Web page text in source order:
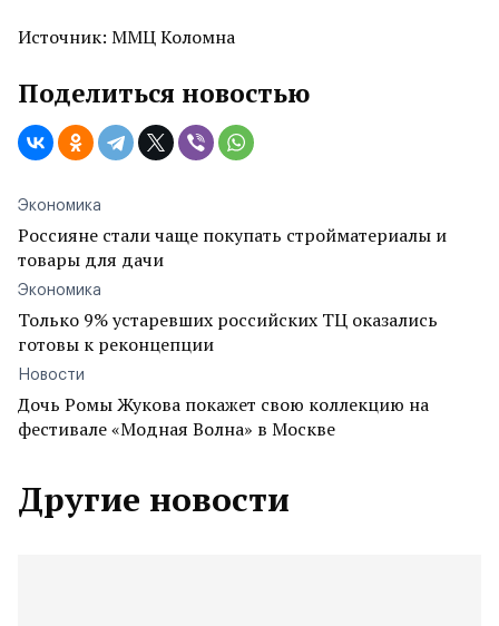
Источник: ММЦ Коломна
Поделиться новостью
Экономика
Россияне стали чаще покупать стройматериалы и
товары для дачи
Экономика
Только 9% устаревших российских ТЦ оказались
готовы к реконцепции
Новости
Дочь Ромы Жукова покажет свою коллекцию на
фестивале «Модная Волна» в Москве
Другие новости